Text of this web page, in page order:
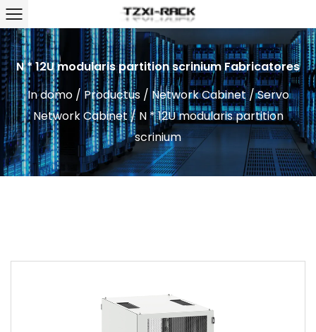
N * 12U modularis partition scrinium Fabricatores
In domo/ Productus/ Network Cabinet/Servo
Network Cabinet/ N * 12U modularis partition
scrinium